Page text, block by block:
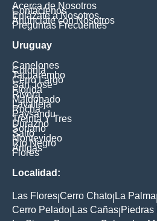
Acerca de Nosotros
Contáctenos
Enlázate a Nosotros
Anúnciate con Nosotros
Preguntas Frecuentes
Uruguay
Canelones
Colonia
Tacuarembo
Cerro Largo
San Jose
Florida
Rivera
Maldonado
Lavalleja
Rocha
Paysandu
Treinta Y Tres
Durazno
Soriano
Salto
Montevideo
Rio Negro
Artigas
Flores
Localidad:
Las Flores Cerro Chato La Palma
Cerro Pelado Las Cañas Piedras